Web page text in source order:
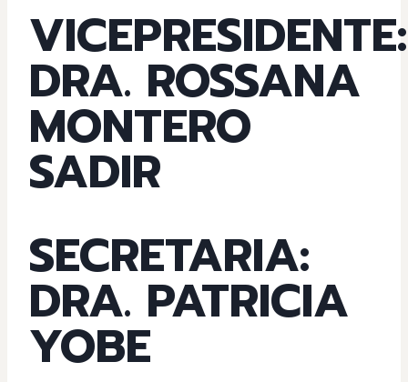
VICEPRESIDENTE:
DRA. ROSSANA
MONTERO
SADIR
SECRETARIA:
DRA. PATRICIA
YOBE